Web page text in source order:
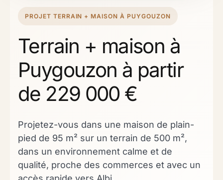
PROJET TERRAIN + MAISON À PUYGOUZON
Terrain + maison à
Puygouzon à partir
de 229 000 €
Projetez-vous dans une maison de plain-
pied de 95 m² sur un terrain de 500 m²,
dans un environnement calme et de
qualité, proche des commerces et avec un